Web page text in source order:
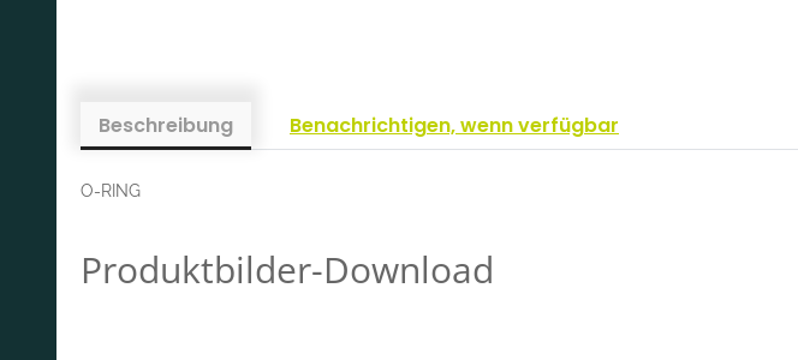
Beschreibung Benachrichtigen, wenn verfügbar
O-RING
Produktbilder-Download